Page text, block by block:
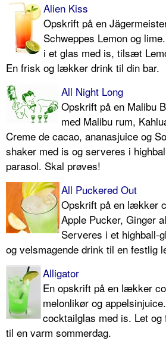
Alien Kiss
Opskrift på en
Schweppes Lemon og
i et glas med is, tilsæt
En frisk og lækker drink til din bar.
All Night Long
Opskrift på en Malibu
med Malibu rum,
Creme de cacao, ananasjuice og
shaker med is og serveres i
parasol. Skal prøves!
All Puckered Out
Opskrift på en lækker
Apple Pucker, Ginger
Serveres i et highball-
og velsmagende drink til en festlig
Alligator
En opskrift på en lækker
melonlikør og
cocktailglas med is. Let
til en varm sommerdag.